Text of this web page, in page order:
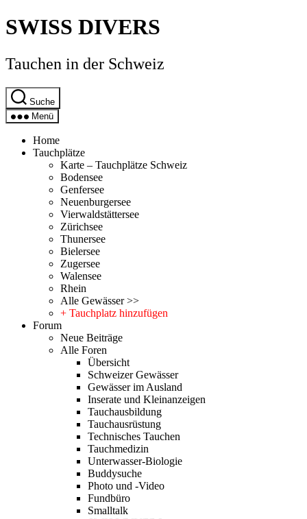
Direkt
zum
wechseln
SWISS DIVERS
Tauchen in der Schweiz
Suche
Menü
Home
Tauchplätze
Karte – Tauchplätze Schweiz
Bodensee
Genfersee
Neuenburgersee
Vierwaldstättersee
Zürichsee
Thunersee
Bielersee
Zugersee
Walensee
Rhein
Alle Gewässer >>
+ Tauchplatz hinzufügen
Forum
Neue Beiträge
Alle Foren
Übersicht
Schweizer Gewässer
Gewässer im Ausland
Inserate und Kleinanzeigen
Tauchausbildung
Tauchausrüstung
Technisches Tauchen
Tauchmedizin
Unterwasser-Biologie
Buddysuche
Photo und -Video
Fundbüro
Smalltalk